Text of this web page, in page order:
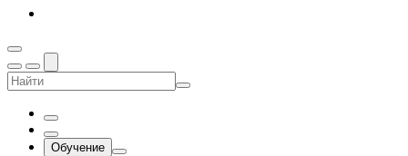
Обучение